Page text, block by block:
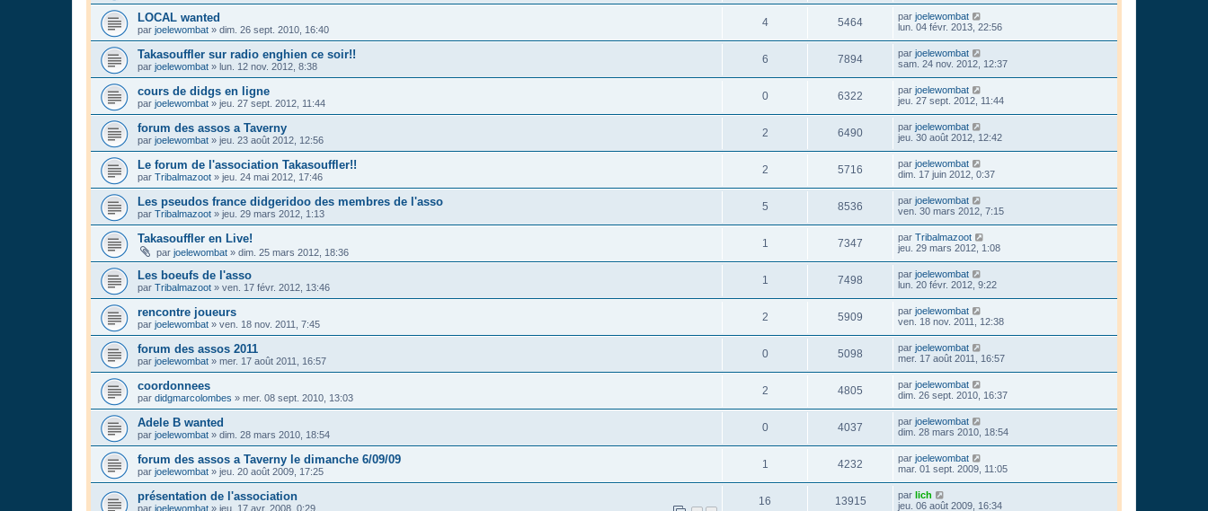
LOCAL wanted
par joelewombat » dim. 26 sept. 2010, 16:40
4 5464 par joelewombat
lun. 04 févr. 2013, 22:56
Takasouffler sur radio enghien ce soir!!
par joelewombat » lun. 12 nov. 2012, 8:38
6 7894 par joelewombat
sam. 24 nov. 2012, 12:37
cours de didgs en ligne
par joelewombat » jeu. 27 sept. 2012, 11:44
0 6322 par joelewombat
jeu. 27 sept. 2012, 11:44
forum des assos a Taverny
par joelewombat » jeu. 23 août 2012, 12:56
2 6490 par joelewombat
jeu. 30 août 2012, 12:42
Le forum de l'association Takasouffler!!
par Tribalmazoot » jeu. 24 mai 2012, 17:46
2 5716 par joelewombat
dim. 17 juin 2012, 0:37
Les pseudos france didgeridoo des membres de l'asso
par Tribalmazoot » jeu. 29 mars 2012, 1:13
5 8536 par joelewombat
ven. 30 mars 2012, 7:15
Takasouffler en Live!
par joelewombat » dim. 25 mars 2012, 18:36
1 7347 par Tribalmazoot
jeu. 29 mars 2012, 1:08
Les boeufs de l'asso
par Tribalmazoot » ven. 17 févr. 2012, 13:46
1 7498 par joelewombat
lun. 20 févr. 2012, 9:22
rencontre joueurs
par joelewombat » ven. 18 nov. 2011, 7:45
2 5909 par joelewombat
ven. 18 nov. 2011, 12:38
forum des assos 2011
par joelewombat » mer. 17 août 2011, 16:57
0 5098 par joelewombat
mer. 17 août 2011, 16:57
coordonnees
par didgmarcolombes » mer. 08 sept. 2010, 13:03
2 4805 par joelewombat
dim. 26 sept. 2010, 16:37
Adele B wanted
par joelewombat » dim. 28 mars 2010, 18:54
0 4037 par joelewombat
dim. 28 mars 2010, 18:54
forum des assos a Taverny le dimanche 6/09/09
par joelewombat » jeu. 20 août 2009, 17:25
1 4232 par joelewombat
mar. 01 sept. 2009, 11:05
présentation de l'association
par joelewombat » jeu. 17 avr. 2008, 0:29
16 13915 par lich
jeu. 06 août 2009, 16:34